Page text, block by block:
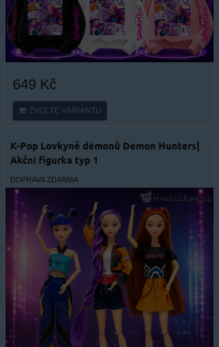
649 Kč
ZVOLTE VARIANTU
K-Pop Lovkyně démonů Demon Hunters|
Akční figurka typ 1
DOPRAVA ZDARMA